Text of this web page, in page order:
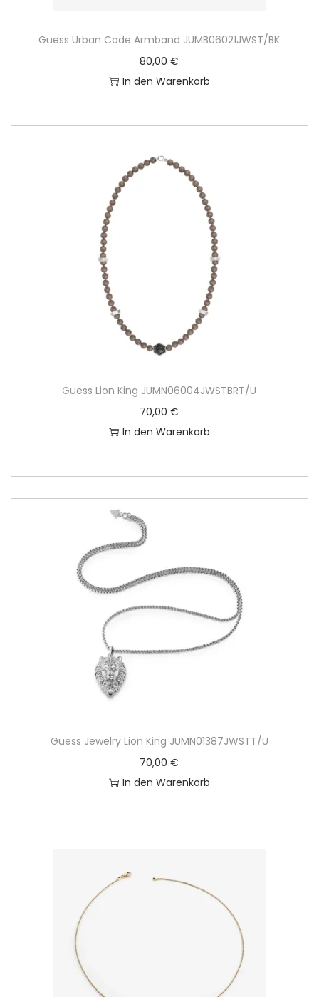
Guess Urban Code Armband JUMB06021JWST/BK
80,00€
In den Warenkorb
Guess Lion King JUMN06004JWSTBRT/U
70,00€
In den Warenkorb
Guess Jewelry Lion King JUMN01387JWSTT/U
70,00€
In den Warenkorb